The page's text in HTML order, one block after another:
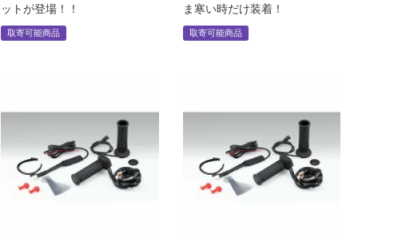
ットが登場！！
取寄可能商品
ま寒い時だけ装着！
取寄可能商品